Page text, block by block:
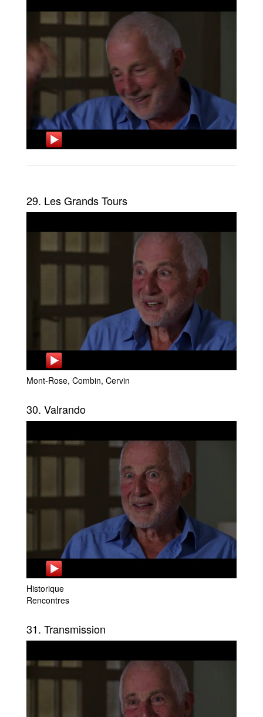
29. Les Grands Tours
Mont-Rose, Combin, Cervin
30. Valrando
Historique
Rencontres
31. Transmission